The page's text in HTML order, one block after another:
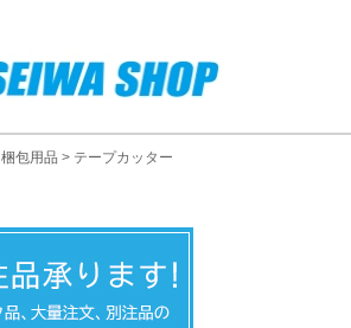
梱包用品 テープカッター